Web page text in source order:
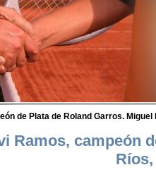
de Plata de Roland Garros.
Ramos, campeón